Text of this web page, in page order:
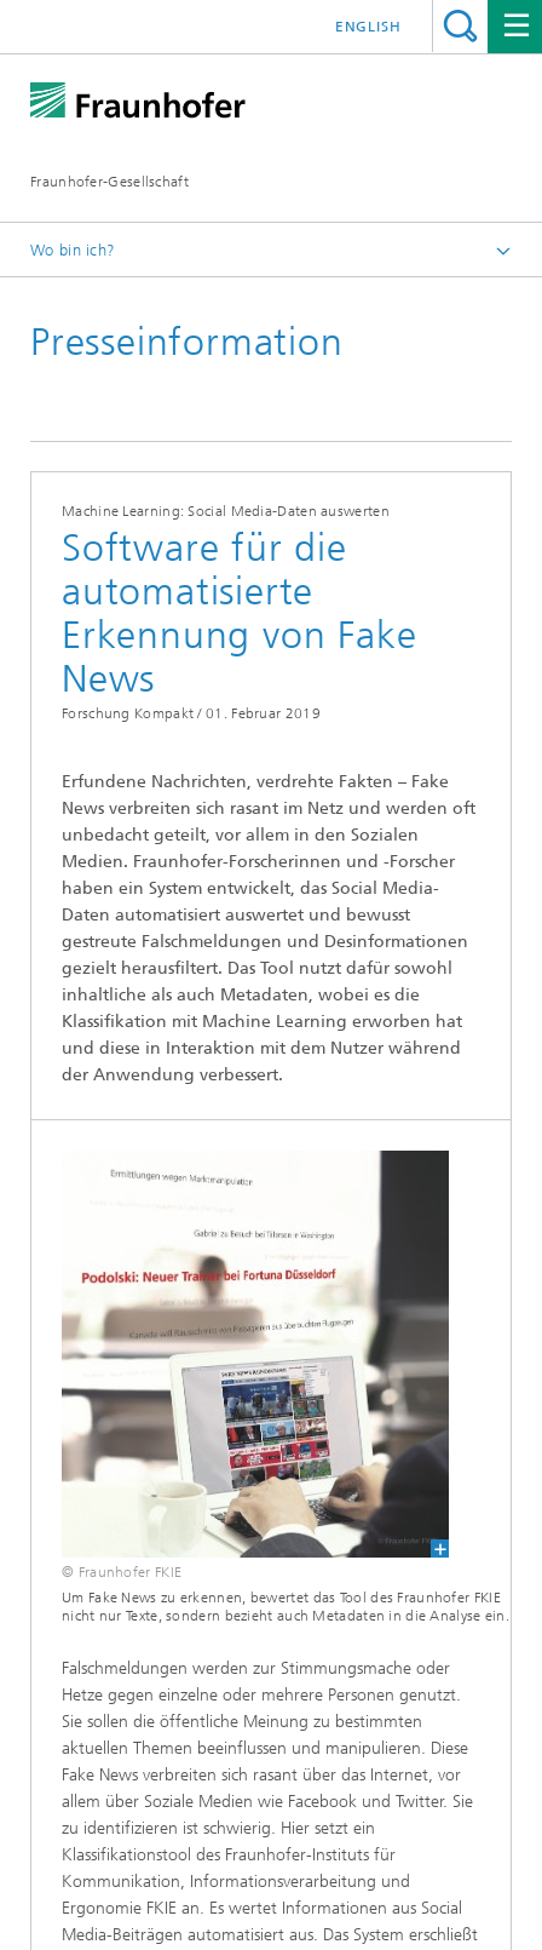
Fraunhofer-Gesellschaft
ENGLISH
Wo bin ich?
Presseinformationen
Presseinformation
Machine Learning: Social Media-Daten auswerten
Software für die
automatisierte
Erkennung von Fake
News
Forschung Kompakt / 01. Februar 2019
Erfundene Nachrichten, verdrehte Fakten – Fake
News verbreiten sich rasant im Netz und werden oft
unbedacht geteilt, vor allem in den Sozialen
Medien. Fraunhofer-Forscherinnen und -Forscher
haben ein System entwickelt, das Social Media-
Daten automatisiert auswertet und bewusst
gestreute Falschmeldungen und Desinformationen
gezielt herausfiltert. Das Tool nutzt dafür sowohl
inhaltliche als auch Metadaten, wobei es die
Klassifikation mit Machine Learning erworben hat
und diese in Interaktion mit dem Nutzer während
der Anwendung verbessert.
© Fraunhofer FKIE
Um Fake News zu erkennen, bewertet das Tool des Fraunhofer FKIE
nicht nur Texte, sondern bezieht auch Metadaten in die Analyse ein.
Falschmeldungen werden zur Stimmungsmache oder
Hetze gegen einzelne oder mehrere Personen genutzt.
Sie sollen die öffentliche Meinung zu bestimmten
aktuellen Themen beeinflussen und manipulieren. Diese
Fake News verbreiten sich rasant über das Internet, vor
allem über Soziale Medien wie Facebook und Twitter. Sie
zu identifizieren ist schwierig. Hier setzt ein
Klassifikationstool des Fraunhofer-Instituts für
Kommunikation, Informationsverarbeitung und
Ergonomie FKIE an. Es wertet Informationen aus Social
Media-Beiträgen automatisiert aus. Das System erschließt